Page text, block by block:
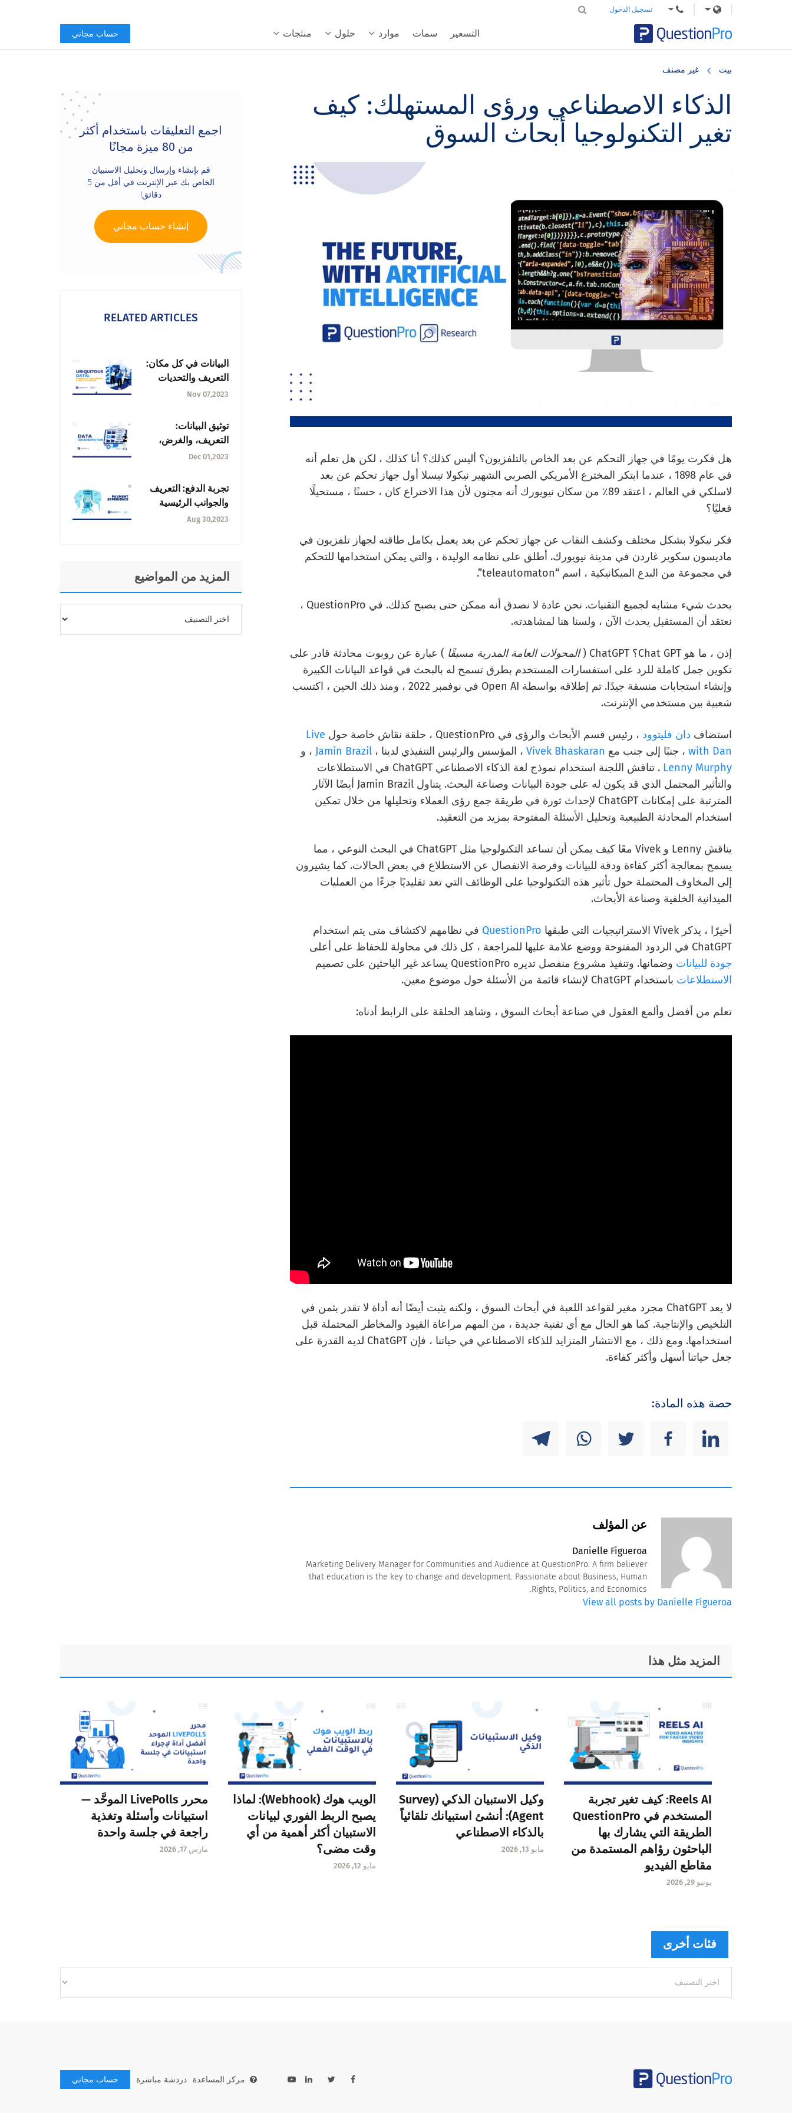
منتجات حلول موارد سمات التسعير
تسجيل الدخول
حساب مجاني
بيت غير مصنف
الذكاء الاصطناعي ورؤى المستهلك: كيف
تغير التكنولوجيا أبحاث السوق
هل فكرت يومًا في جهاز التحكم عن بعد الخاص بالتلفزيون؟ أليس كذلك؟ أنا كذلك ، لكن هل تعلم أنه
في عام 1898 ، عندما ابتكر المخترع الأمريكي الصربي الشهير نيكولا تيسلا أول جهاز تحكم عن بعد
لاسلكي في العالم ، اعتقد 89٪ من سكان نيويورك أنه مجنون لأن هذا الاختراع كان ، حسنًا ، مستحيلًا
فعليًا؟
فكر نيكولا بشكل مختلف وكشف النقاب عن جهاز تحكم عن بعد يعمل بكامل طاقته لجهاز تلفزيون في
ماديسون سكوير غاردن في مدينة نيويورك. أطلق على نظامه الوليدة ، والتي يمكن استخدامها للتحكم
في مجموعة من البدع الميكانيكية ، اسم “teleautomaton”.
يحدث شيء مشابه لجميع التقنيات. نحن عادة لا نصدق أنه ممكن حتى يصبح كذلك. في QuestionPro ،
نعتقد أن المستقبل يحدث الآن ، ولسنا هنا لمشاهدته.
إذن ، ما هو Chat GPT؟ ChatGPT ( المحولات العامة المدربة مسبقًا ) عبارة عن روبوت محادثة قادر على
تكوين جمل كاملة للرد على استفسارات المستخدم بطرق تسمح له بالبحث في قواعد البيانات الكبيرة
وإنشاء استجابات منسقة جيدًا. تم إطلاقه بواسطة Open AI في نوفمبر 2022 ، ومنذ ذلك الحين ، اكتسب
شعبية بين مستخدمي الإنترنت.
استضاف دان فليتوود ، رئيس قسم الأبحاث والرؤى في QuestionPro ، حلقة نقاش خاصة حول
Live
with Dan ، جنبًا إلى جنب مع Vivek Bhaskaran ، المؤسس والرئيس التنفيذي لدينا ، Jamin Brazil ، و
Lenny Murphy
. تناقش اللجنة استخدام نموذج لغة الذكاء الاصطناعي ChatGPT في الاستطلاعات
والتأثير المحتمل الذي قد يكون له على جودة البيانات وصناعة البحث. يتناول Jamin Brazil أيضًا الآثار
المترتبة على إمكانات ChatGPT لإحداث ثورة في طريقة جمع رؤى العملاء وتحليلها من خلال تمكين
استخدام المحادثة الطبيعية وتحليل الأسئلة المفتوحة بمزيد من التعقيد.
يناقش Lenny و Vivek معًا كيف يمكن أن تساعد التكنولوجيا مثل ChatGPT في البحث النوعي ، مما
يسمح بمعالجة أكثر كفاءة ودقة للبيانات وفرصة الانفصال عن الاستطلاع في بعض الحالات. كما يشيرون
إلى المخاوف المحتملة حول تأثير هذه التكنولوجيا على الوظائف التي تعد تقليديًا جزءًا من العمليات
الميدانية الخلفية وصناعة الأبحاث.
أخيرًا ، يذكر Vivek الاستراتيجيات التي طبقها QuestionPro في نظامهم لاكتشاف متى يتم استخدام
ChatGPT في الردود المفتوحة ووضع علامة عليها للمراجعة ، كل ذلك في محاولة للحفاظ على أعلى
جودة للبيانات وضمانها. وتنفيذ مشروع منفصل تديره QuestionPro يساعد غير الباحثين على تصميم
الاستطلاعات باستخدام ChatGPT لإنشاء قائمة من الأسئلة حول موضوع معين.
تعلم من أفضل وألمع العقول في صناعة أبحاث السوق ، وشاهد الحلقة على الرابط أدناه:
لا يعد ChatGPT مجرد مغير لقواعد اللعبة في أبحاث السوق ، ولكنه يثبت أيضًا أنه أداة لا تقدر بثمن في
التلخيص والإنتاجية. كما هو الحال مع أي تقنية جديدة ، من المهم مراعاة القيود والمخاطر المحتملة قبل
استخدامها. ومع ذلك ، مع الانتشار المتزايد للذكاء الاصطناعي في حياتنا ، فإن ChatGPT لديه القدرة على
جعل حياتنا أسهل وأكثر كفاءة.
حصة هذه المادة:
عن المؤلف
Danielle Figueroa
Marketing Delivery Manager for Communities and Audience at QuestionPro. A firm believer
that education is the key to change and development. Passionate about Business, Human
Rights, Politics, and Economics.
View all posts by Danielle Figueroa
Sidebar
اجمع التعليقات باستخدام أكثر
من 80 ميزة مجانًا
قم بإنشاء وإرسال وتحليل الاستبيان
الخاص بك عبر الإنترنت في أقل من 5
دقائق!
إنشاء حساب مجاني
RELATED ARTICLES
البيانات في كل مكان:
التعريف والتحديات
وكيفية الإدارة
Nov 07,2023
توثيق البيانات:
التعريف، والغرض،
والمبادئ
Dec 01,2023
تجربة الدفع: التعريف
والجوانب الرئيسية
Aug 30,2023
المزيد من المواضيع
المواضيع
المزيد مثل هذا
Reels AI: كيف تغير تجربة
المستخدم في QuestionPro
الطريقة التي يشارك بها
الباحثون رؤاهم المستمدة من
مقاطع الفيديو
يونيو 29, 2026
وكيل الاستبيان الذكي (Survey
Agent): أنشئ استبيانك تلقائياً
بالذكاء الاصطناعي
مايو 13, 2026
الويب هوك (Webhook): لماذا
يصبح الربط الفوري لبيانات
الاستبيان أكثر أهمية من أي
وقت مضى؟
مايو 12, 2026
محرر LivePolls الموحَّد —
استبيانات وأسئلة وتغذية
راجعة في جلسة واحدة
مارس 17, 2026
فئات أخرى
أخرى
مركز المساعدة دردشة مباشرة حساب مجاني